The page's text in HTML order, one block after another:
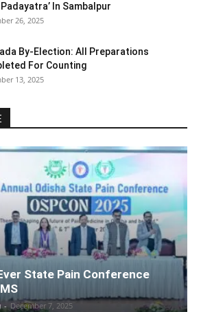
Padayatra’ In Sambalpur
26, 2025
By-Election: All Preparations
For Counting
13, 2025
State Pain Conference
- December 7, 2025